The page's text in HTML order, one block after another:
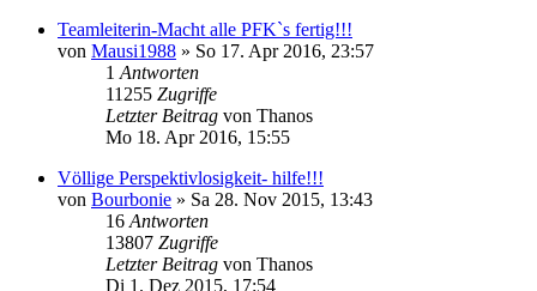
Teamleiterin-Macht alle PFK`s fertig!!!
von Mausi1988 » So 17. Apr 2016, 23:57
1 Antworten
11255 Zugriffe
Letzter Beitrag von Thanos
Mo 18. Apr 2016, 15:55
Völlige Perspektivlosigkeit- hilfe!!!
von Bourbonie » Sa 28. Nov 2015, 13:43
16 Antworten
13807 Zugriffe
Letzter Beitrag von Thanos
Di 1. Dez 2015, 17:54